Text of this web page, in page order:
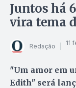
Juntos há
vira tema
Redação 11
"Um amor em
Edith" será